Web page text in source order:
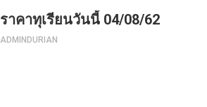
ราคาทุเรียนวันนี้ 04/08/62
ADMINDURIAN